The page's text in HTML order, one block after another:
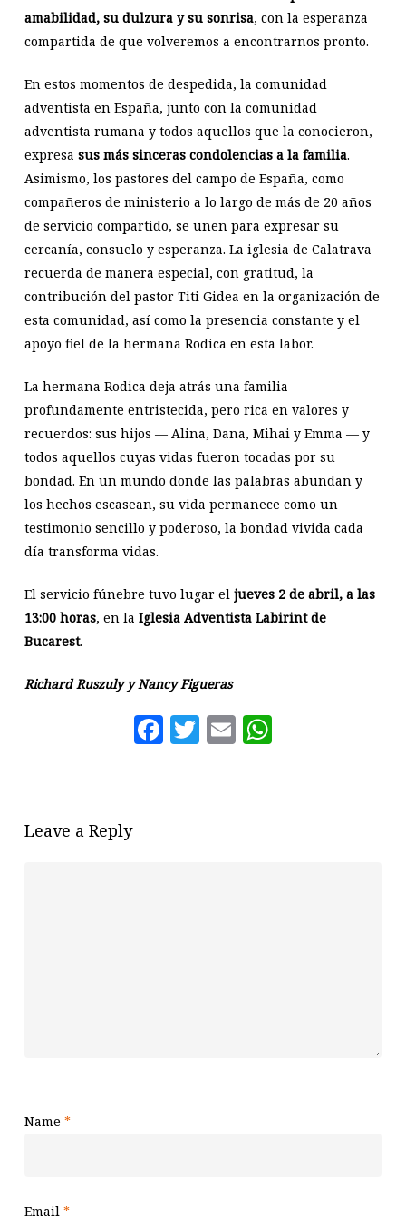
amabilidad, su dulzura y su sonrisa, con la esperanza
compartida de que volveremos a encontrarnos pronto.
En estos momentos de despedida, la comunidad
adventista en España, junto con la comunidad
adventista rumana y todos aquellos que la conocieron,
expresa sus más sinceras condolencias a la familia.
Asimismo, los pastores del campo de España, como
compañeros de ministerio a lo largo de más de 20 años
de servicio compartido, se unen para expresar su
cercanía, consuelo y esperanza. La iglesia de Calatrava
recuerda de manera especial, con gratitud, la
contribución del pastor Titi Gidea en la organización de
esta comunidad, así como la presencia constante y el
apoyo fiel de la hermana Rodica en esta labor.
La hermana Rodica deja atrás una familia
profundamente entristecida, pero rica en valores y
recuerdos: sus hijos — Alina, Dana, Mihai y Emma — y
todos aquellos cuyas vidas fueron tocadas por su
bondad. En un mundo donde las palabras abundan y
los hechos escasean, su vida permanece como un
testimonio sencillo y poderoso, la bondad vivida cada
día transforma vidas.
El servicio fúnebre tuvo lugar el jueves 2 de abril, a las
13:00 horas, en la Iglesia Adventista Labirint de
Bucarest.
Richard Ruszuly y Nancy Figueras
Facebook
Twitter
Email
Leave a Reply
Name *
Email *